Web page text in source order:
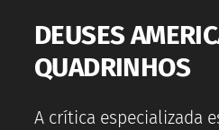
DEUSES
QUADRINHOS
A crítica especializada